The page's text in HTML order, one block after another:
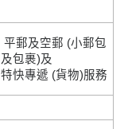
平郵及空郵 (小郵包
及包裹)及
特快專遞 (貨物)服務